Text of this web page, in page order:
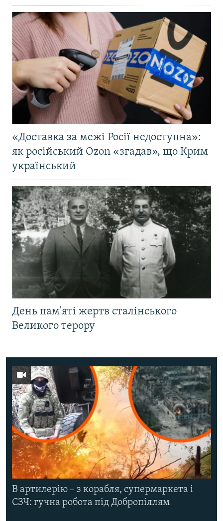
«Доставка за межі Росії недоступна»:
як російський Ozon «згадав», що Крим
український
День пам'яті жертв сталінського
Великого терору
В артилерію – з корабля, супермаркета і
СЗЧ: гучна робота під Добропіллям